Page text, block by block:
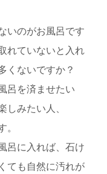
いのがお風呂です
れていないと入れ
くないですか？
呂を済ませたい
みたい人、
呂に入れば、石け
ても自然に汚れが